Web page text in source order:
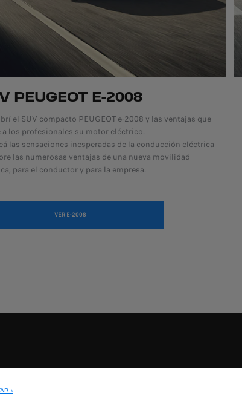
PEUGEOT E-2008
el SUV compacto PEUGEOT e-2008 y las ventajas que
a los profesionales su motor eléctrico.
las sensaciones inesperadas de la conducción eléctrica
las numerosas ventajas de una nueva movilidad
para el conductor y para la empresa.
VER E-2008
→